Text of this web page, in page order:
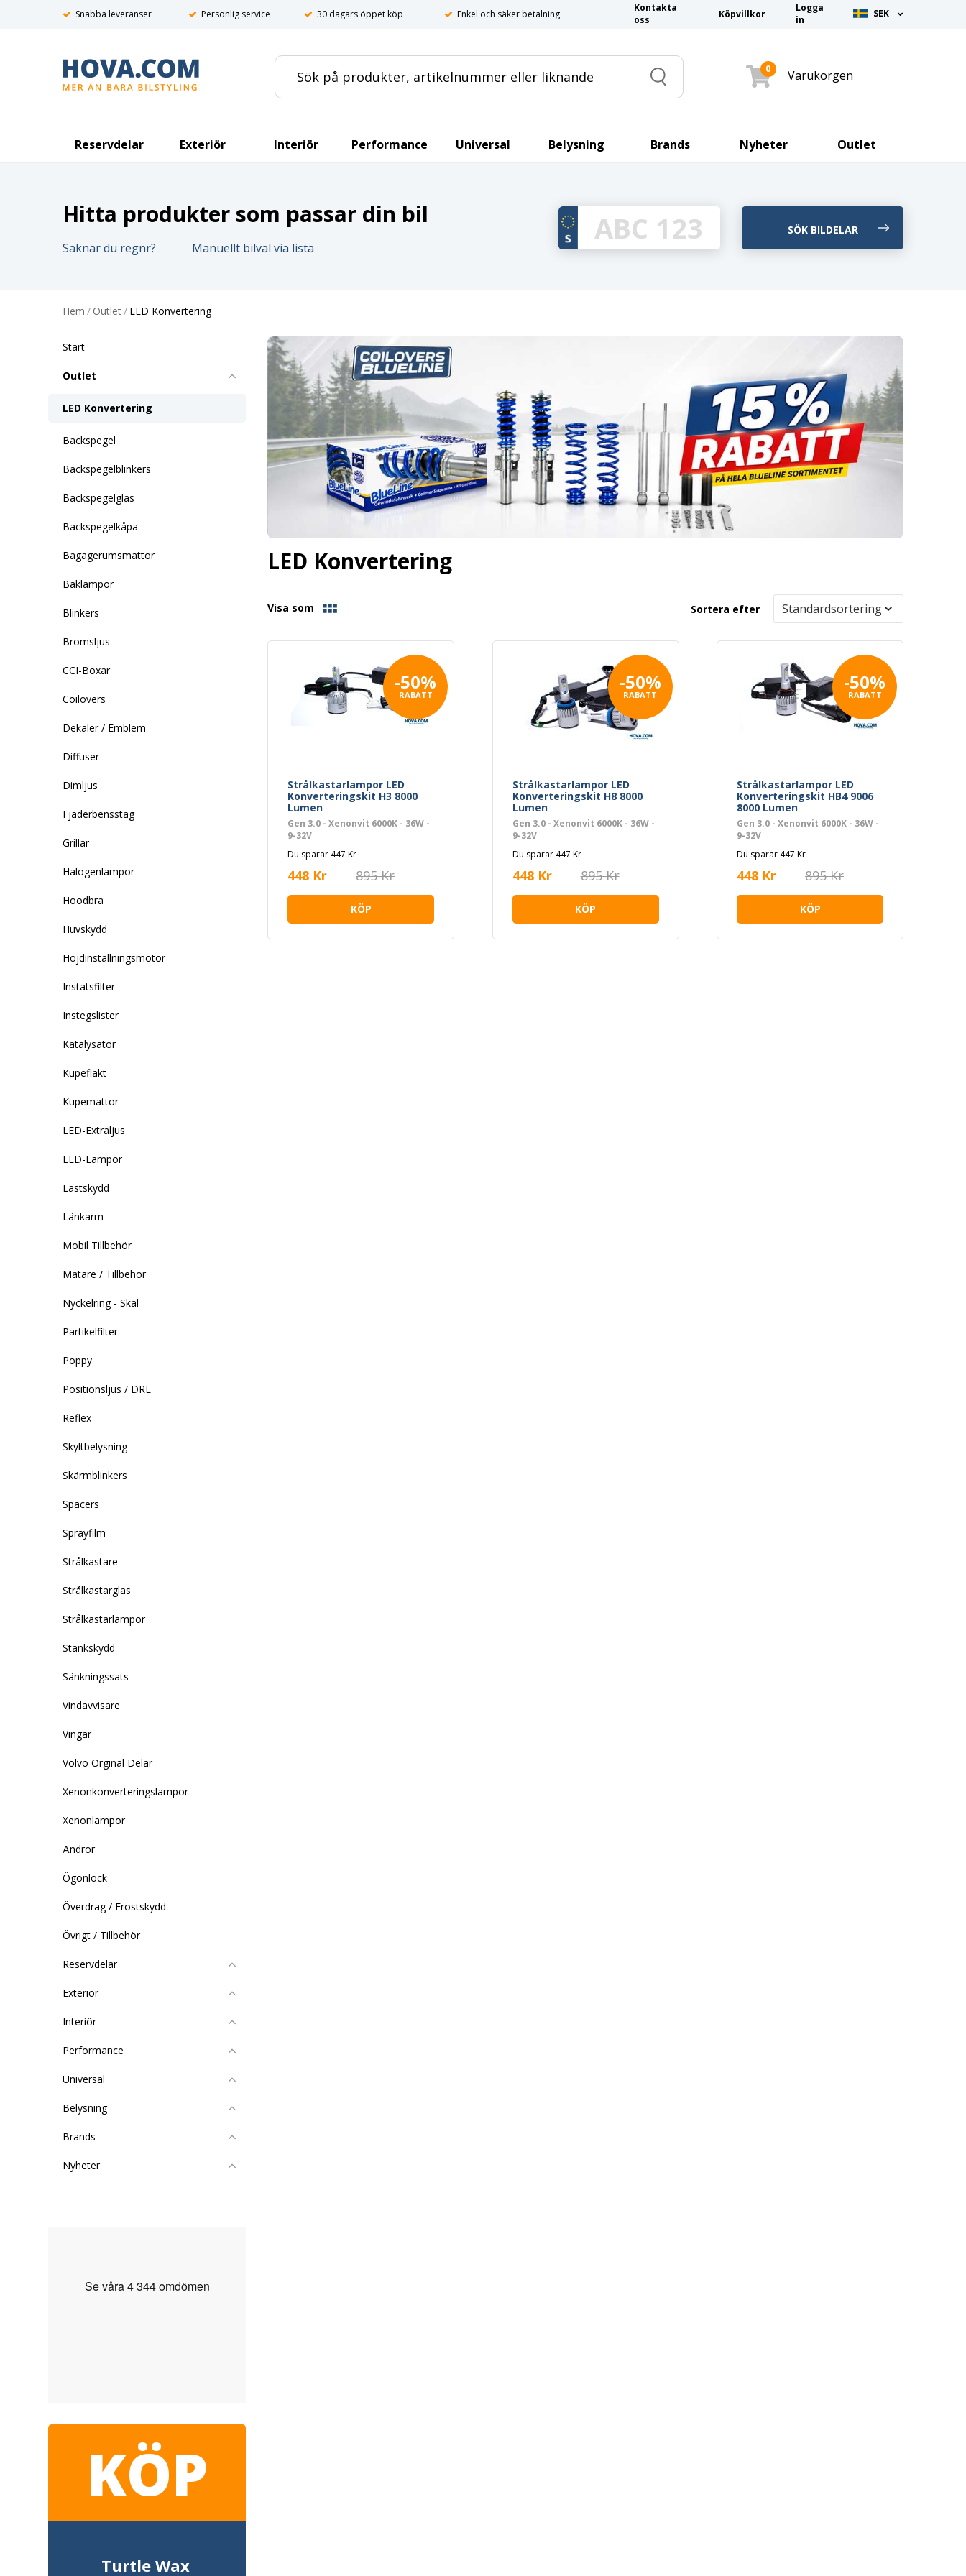
Snabba leveranser Personlig service 30 dagars öppet köp Enkel och säker betalning
Kontakta
oss
Köpvillkor
Logga
in
SEK
Search
0 Varukorgen
Reservdelar Exteriör Interiör Performance Universal Belysning Brands Nyheter Outlet
Hitta produkter som passar din bil
Saknar du regnr? Manuellt bilval via lista
Hem / Outlet/ LED Konvertering
Start
Outlet
LED Konvertering
Backspegel
Backspegelblinkers
Backspegelglas
Backspegelkåpa
Bagagerumsmattor
Baklampor
Blinkers
Bromsljus
CCI-Boxar
Coilovers
Dekaler / Emblem
Diffuser
Dimljus
Fjäderbensstag
Grillar
Halogenlampor
Hoodbra
Huvskydd
Höjdinställningsmotor
Instatsfilter
Instegslister
Katalysator
Kupefläkt
Kupemattor
LED-Extraljus
LED-Lampor
Lastskydd
Länkarm
Mobil Tillbehör
Mätare / Tillbehör
Nyckelring - Skal
Partikelfilter
Poppy
Positionsljus / DRL
Reflex
Skyltbelysning
Skärmblinkers
Spacers
Sprayfilm
Strålkastare
Strålkastarglas
Strålkastarlampor
Stänkskydd
Sänkningssats
Vindavvisare
Vingar
Volvo Orginal Delar
Xenonkonverteringslampor
Xenonlampor
Ändrör
Ögonlock
Överdrag / Frostskydd
Övrigt / Tillbehör
Reservdelar
Exteriör
Interiör
Performance
Universal
Belysning
Brands
Nyheter
KÖP
Turtle Wax
LED Konvertering
Visa som Sortera efter
-50%
RABATT
Strålkastarlampor LED
Konverteringskit H3 8000
Lumen
Gen 3.0 - Xenonvit 6000K - 36W -
9-32V
Du sparar 447 Kr
448 Kr 895 Kr
KÖP
-50%
RABATT
Strålkastarlampor LED
Konverteringskit H8 8000
Lumen
Gen 3.0 - Xenonvit 6000K - 36W -
9-32V
Du sparar 447 Kr
448 Kr 895 Kr
KÖP
-50%
RABATT
Strålkastarlampor LED
Konverteringskit HB4 9006
8000 Lumen
Gen 3.0 - Xenonvit 6000K - 36W -
9-32V
Du sparar 447 Kr
448 Kr 895 Kr
KÖP